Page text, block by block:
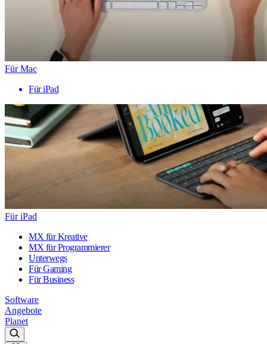
Für Mac
Für iPad
Für iPad
MX für Kreative
MX für Programmierer
Unterwegs
Für Gaming
Für Business
Software
Angebote
Planet